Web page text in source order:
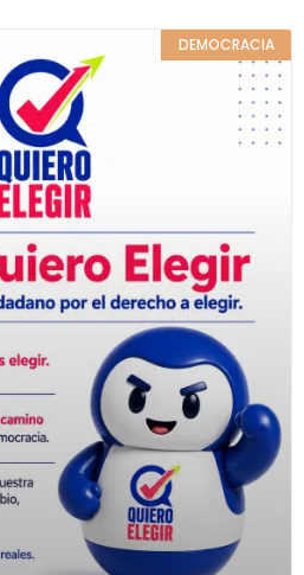
DEMOCRACIA